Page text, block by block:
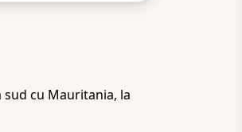
cu Mauritania, la